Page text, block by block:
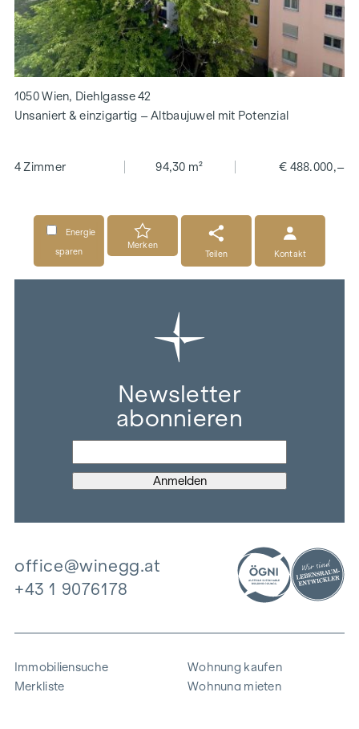
1050 Wien, Diehlgasse 42
Unsaniert & einzigartig – Altbaujuwel mit Potenzial
4 Zimmer 94,30 m² € 488.000,–
Energie
sparen
Merken
Teilen
Kontakt
Newsletter
abonnieren
office@winegg.at
+43 1 9076178
Immobiliensuche
Merkliste
Wohnung kaufen
Wohnung mieten